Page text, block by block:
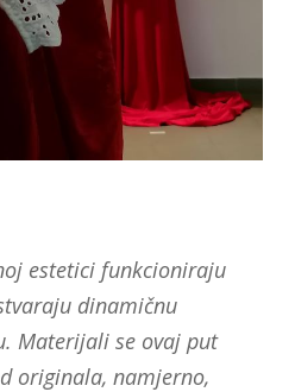
estetici funkcioniraju
dinamičnu
Materijali se ovaj put
originala, namjerno,